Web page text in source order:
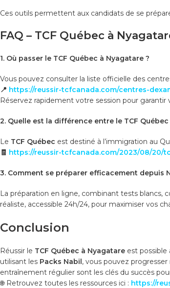
Ces outils permettent aux candidats de se
FAQ – TCF Québec à
1. Où passer le TCF Québec à Nyagatare ?
Vous pouvez consulter la liste officielle des
📍 https://reussir-tcfcanada.com/centres-
Réservez rapidement votre session pour garantir
2. Quelle est la différence entre le TCF Québec
Le TCF Québec est destiné à l’immigration au
🧾 https://reussir-tcfcanada.com/2023/08/
3. Comment se préparer efficacement depuis
La préparation en ligne, combinant tests blancs,
réaliste, accessible 24h/24, pour maximiser vos
Conclusion
Réussir le TCF Québec à Nyagatare est
utilisant les Packs Nabil, vous pouvez
entraînement régulier sont les clés du succès
🌐 Retrouvez toutes les ressources ici : https://